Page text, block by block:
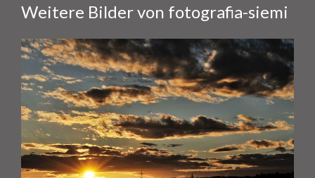
Weitere Bilder von fotografia-siemi